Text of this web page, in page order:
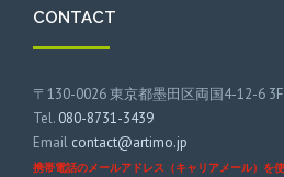
CONTACT
〒130-0026 東京都墨田区両国4-12-6 3F
Tel. 080-8731-3439
Email contact@artimo.jp
携帯電話のメールアドレス（キャリアメール）を